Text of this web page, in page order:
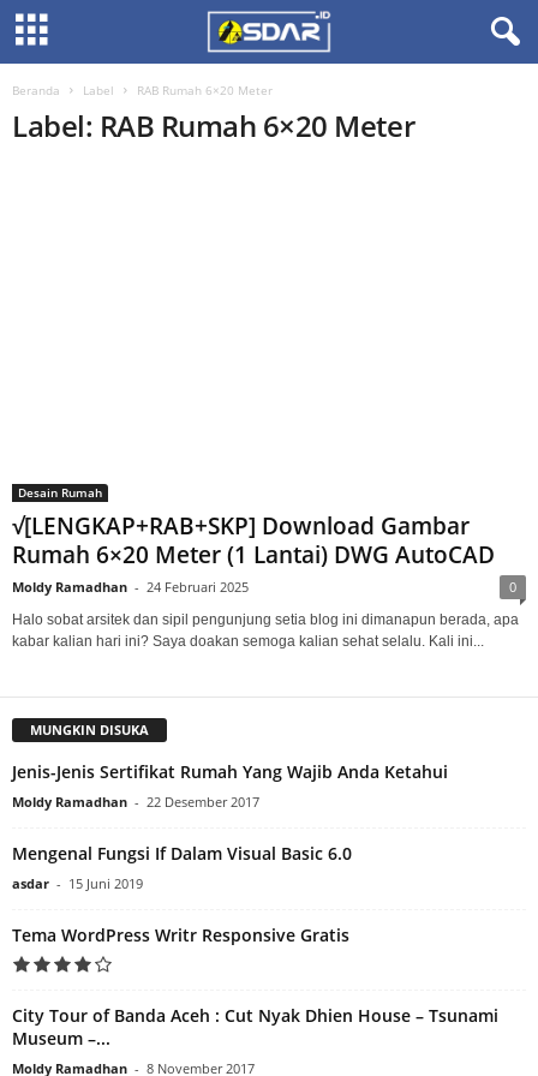
Beranda Label RAB Rumah 6×20 Meter
Label: RAB Rumah 6×20 Meter
Desain Rumah
√[LENGKAP+RAB+SKP] Download Gambar
Rumah 6×20 Meter (1 Lantai) DWG AutoCAD
Moldy Ramadhan - 24 Februari 2025 0
Halo sobat arsitek dan sipil pengunjung setia blog ini dimanapun berada, apa
kabar kalian hari ini? Saya doakan semoga kalian sehat selalu. Kali ini...
MUNGKIN DISUKA
Jenis-Jenis Sertifikat Rumah Yang Wajib Anda Ketahui
Moldy Ramadhan - 22 Desember 2017
Mengenal Fungsi If Dalam Visual Basic 6.0
asdar - 15 Juni 2019
Tema WordPress Writr Responsive Gratis
City Tour of Banda Aceh : Cut Nyak Dhien House – Tsunami
Museum –...
Moldy Ramadhan - 8 November 2017